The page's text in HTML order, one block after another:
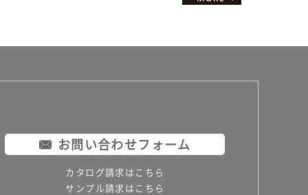
お問い合わせフォーム
カタログ請求はこちら
サンプル請求はこちら